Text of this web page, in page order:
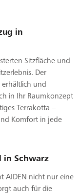
in
Sitzfläche und
Der
und
in Ihr Raumkonzept
Terrakotta –
Komfort in jede
in Schwarz
AIDEN nicht nur eine
auch für die